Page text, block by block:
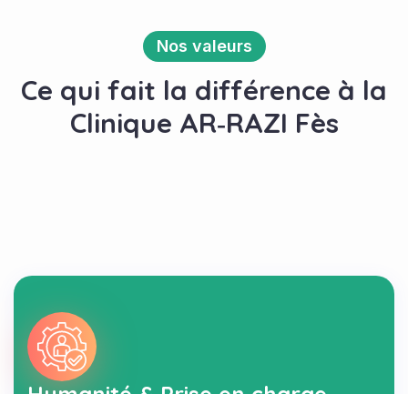
Nos valeurs
Ce qui fait la différence à la
Clinique AR‑RAZI Fès